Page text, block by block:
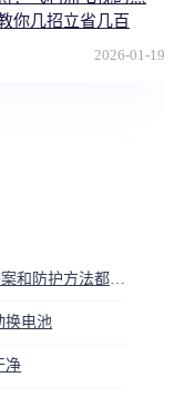
你几招立省几百
2026-01-19
换电池
净